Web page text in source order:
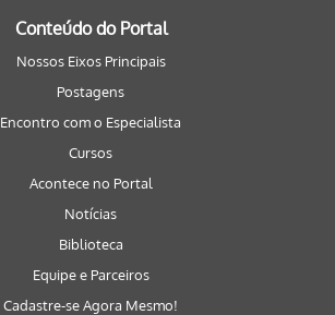
Conteúdo do Portal
Nossos Eixos Principais
Postagens
Encontro com o Especialista
Cursos
Acontece no Portal
Notícias
Biblioteca
Equipe e Parceiros
Cadastre-se Agora Mesmo!